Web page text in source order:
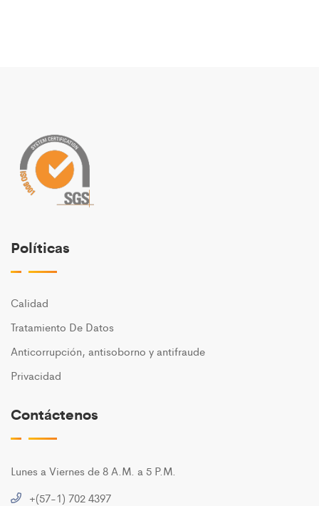
Políticas
Calidad
Tratamiento De Datos
Anticorrupción, antisoborno y antifraude
Privacidad
Contáctenos
Lunes a Viernes de 8 A.M. a 5 P.M.
+(57-1) 702 4397